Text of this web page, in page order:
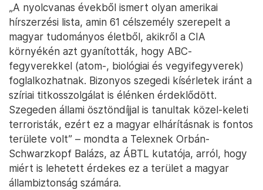
„A nyolcvanas évekből ismert olyan amerikai
hírszerzési lista, amin 61 célszemély szerepelt a
magyar tudományos életből, akikről a CIA
környékén azt gyanították, hogy ABC-
fegyverekkel (atom-, biológiai és vegyifegyverek)
foglalkozhatnak. Bizonyos szegedi kísérletek iránt a
szíriai titkosszolgálat is élénken érdeklődött.
Szegeden állami ösztöndíjjal is tanultak közel-keleti
terroristák, ezért ez a magyar elhárításnak is fontos
területe volt” – mondta a Telexnek Orbán-
Schwarzkopf Balázs, az ÁBTL kutatója, arról, hogy
miért is lehetett érdekes ez a terület a magyar
állambiztonság számára.